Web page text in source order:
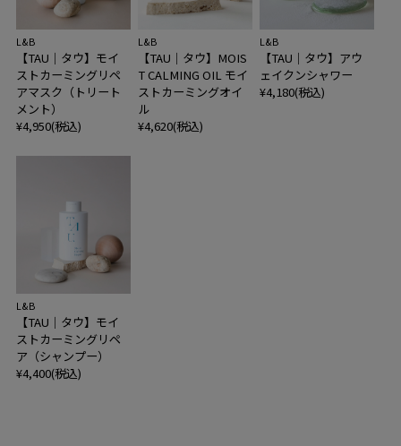
L&B
【TAU｜タウ】モイ
ストカーミングリペ
アマスク（トリート
メント）
¥4,950(税込)
L&B
【TAU｜タウ】MOIS
T CALMING OIL モイ
ストカーミングオイ
ル
¥4,620(税込)
L&B
【TAU｜タウ】アウ
ェイクンシャワー
¥4,180(税込)
L&B
【TAU｜タウ】モイ
ストカーミングリペ
ア（シャンプー）
¥4,400(税込)